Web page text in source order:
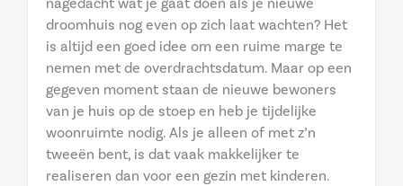
droomhuis nog even op zich laat wachten? Het
is altijd een goed idee om een ruime marge te
nemen met de overdrachtsdatum. Maar op een
gegeven moment staan de nieuwe bewoners
van je huis op de stoep en heb je tijdelijke
woonruimte nodig. Als je alleen of met z’n
tweeën bent, is dat vaak makkelijker te
realiseren dan voor een gezin met kinderen.